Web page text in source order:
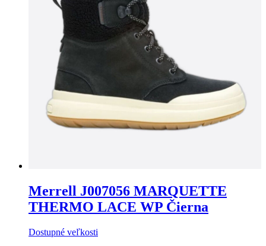
Merrell J007056 MARQUETTE
THERMO LACE WP Čierna
Dostupné veľkosti